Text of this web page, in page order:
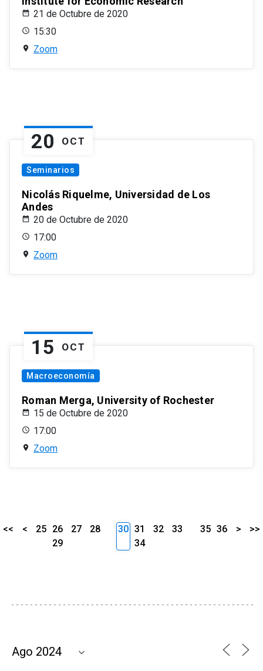
21 de Octubre de 2020
15:30
Zoom
20 OCT
Seminarios
Nicolás Riquelme, Universidad de Los
Andes
20 de Octubre de 2020
17:00
Zoom
15 OCT
Macroeconomía
Roman Merga, University of Rochester
15 de Octubre de 2020
17:00
Zoom
<< < 25 26 27
28
29
30 31 32
33
34
35 36 > >>